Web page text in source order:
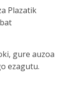
Plazatik
gure auzoa
ezagutu.